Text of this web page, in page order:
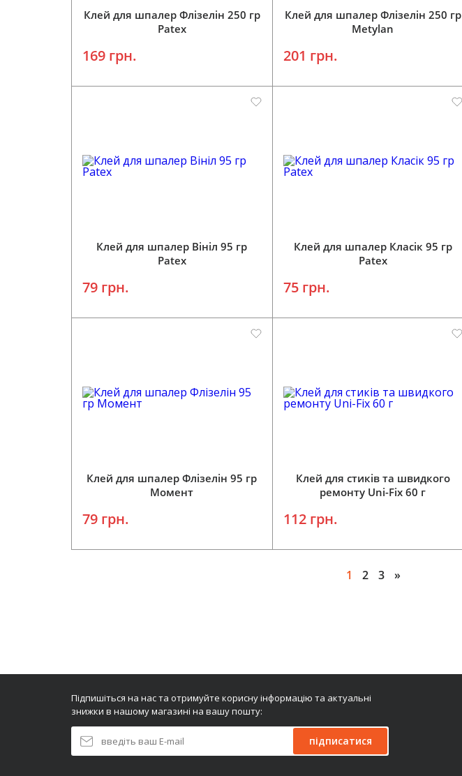
Клей для шпалер Флізелін 250 гр
Patex
169 грн.
Додати у кошик
Клей для шпалер Флізелін 250 гр
Metylan
201 грн.
Додати у кошик
Клей для шпалер Вініл 95 гр
Patex
79 грн.
Клей для шпалер Класік 95 гр
Patex
75 грн.
Клей для шпалер Флізелін 95 гр
Момент
79 грн.
Клей для стиків та швидкого
ремонту Uni-Fix 60 г
112 грн.
1 2 3 »
Підпишіться на нас та отримуйте корисну інформацію та актуальні
знижки в нашому магазині на вашу пошту:
підписатися